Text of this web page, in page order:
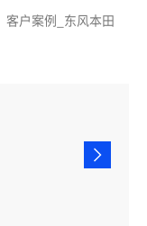
和高品质
客户案例_东风本田